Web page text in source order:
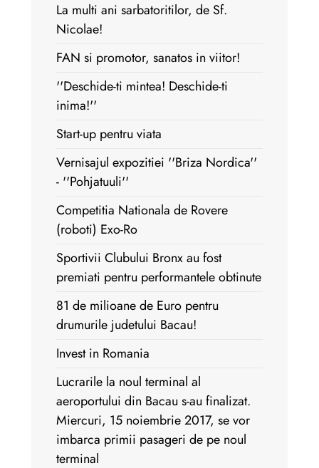
La multi ani sarbatoritilor, de Sf.
Nicolae!
FAN si promotor, sanatos in viitor!
''Deschide-ti mintea! Deschide-ti
inima!''
Start-up pentru viata
Vernisajul expozitiei ''Briza Nordica''
- ''Pohjatuuli''
Competitia Nationala de Rovere
(roboti) Exo-Ro
Sportivii Clubului Bronx au fost
premiati pentru performantele obtinute
81 de milioane de Euro pentru
drumurile judetului Bacau!
Invest in Romania
Lucrarile la noul terminal al
aeroportului din Bacau s-au finalizat.
Miercuri, 15 noiembrie 2017, se vor
imbarca primii pasageri de pe noul
terminal